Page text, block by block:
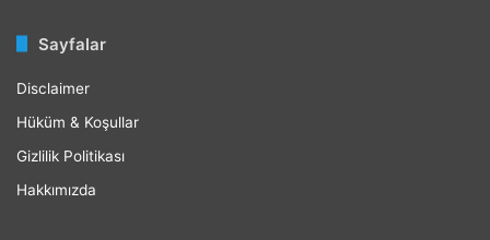
Sayfalar
Disclaimer
Hüküm & Koşullar
Gizlilik Politikası
Hakkımızda